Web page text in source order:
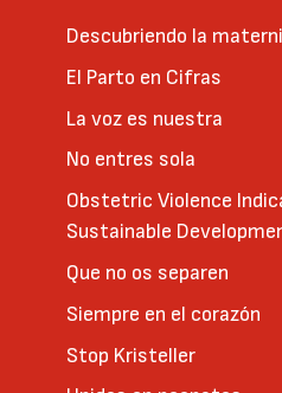
Descubriendo la
El Parto en Cifras
La voz es nuestra
No entres sola
Obstetric Violence
Sustainable
Que no os separen
Siempre en el corazón
Stop Kristeller